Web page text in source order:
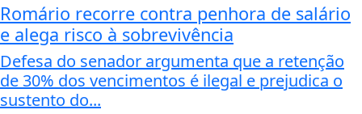
Romário recorre contra penhora de salário
e alega risco à sobrevivência
Defesa do senador argumenta que a retenção
de 30% dos vencimentos é ilegal e prejudica o
sustento do...